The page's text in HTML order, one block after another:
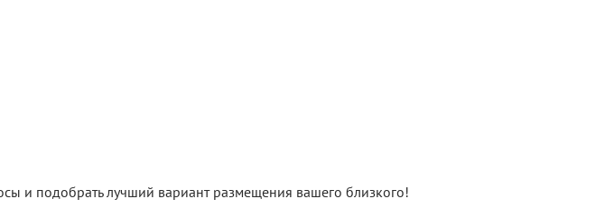
и подобрать лучший вариант размещения вашего близкого!